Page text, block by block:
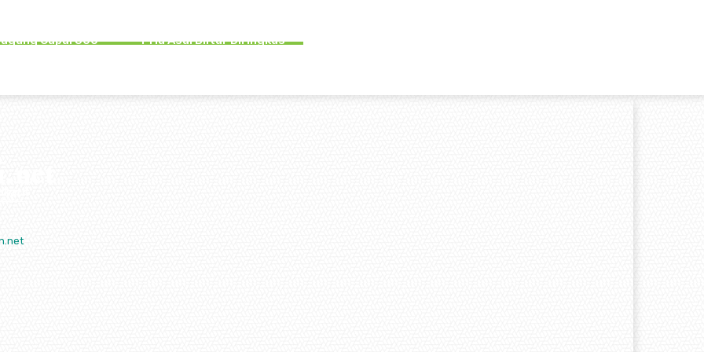
Capai 300
Pria Asal Blitar Diringkus